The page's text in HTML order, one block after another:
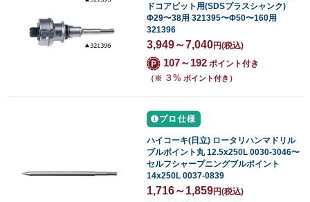
ドコアビット用(SDSプラスシャンク)
Φ29〜38用 321395〜Φ50〜160用
321396
3,949～7,040円(税込)
107～192 ポイント付き
（※ ３% ポイント付き）
プロ仕様
ハイコーキ(日立) ロータリハンマドリル
ブルポイント丸 12.5x250L 0030-3046〜
セルフシャープニングブルポイント
14x250L 0037-0839
1,716～1,859円(税込)